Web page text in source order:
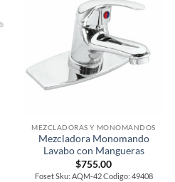
MEZCLADORAS Y MONOMANDOS
Mezcladora Monomando
Lavabo con Mangueras
$755.00
Foset Sku: AQM-42 Codigo: 49408